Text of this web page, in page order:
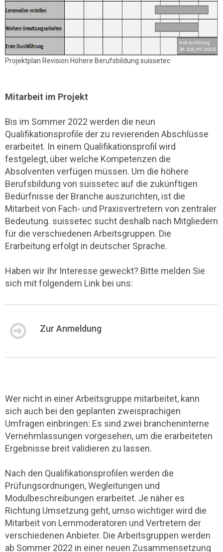
Projektplan Revision Höhere Berufsbildung suissetec
Mitarbeit im Projekt
Bis im Sommer 2022 werden die neun
Qualifikationsprofile der zu revierenden Abschlüsse
erarbeitet. In einem Qualifikationsprofil wird
festgelegt, über welche Kompetenzen die
Absolventen verfügen müssen. Um die höhere
Berufsbildung von suissetec auf die zukünftigen
Bedürfnisse der Branche auszurichten, ist die
Mitarbeit von Fach- und Praxisvertretern von zentraler
Bedeutung. suissetec sucht deshalb nach Mitgliedern
für die verschiedenen Arbeitsgruppen. Die
Erarbeitung erfolgt in deutscher Sprache.
Haben wir Ihr Interesse geweckt? Bitte melden Sie
sich mit folgendem Link bei uns:
Zur Anmeldung
Wer nicht in einer Arbeitsgruppe mitarbeitet, kann
sich auch bei den geplanten zweisprachigen
Umfragen einbringen: Es sind zwei brancheninterne
Vernehmlassungen vorgesehen, um die erarbeiteten
Ergebnisse breit validieren zu lassen.
Nach den Qualifikationsprofilen werden die
Prüfungsordnungen, Wegleitungen und
Modulbeschreibungen erarbeitet. Je näher es
Richtung Umsetzung geht, umso wichtiger wird die
Mitarbeit von Lernmoderatoren und Vertretern der
verschiedenen Anbieter. Die Arbeitsgruppen werden
ab Sommer 2022 in einer neuen Zusammensetzung